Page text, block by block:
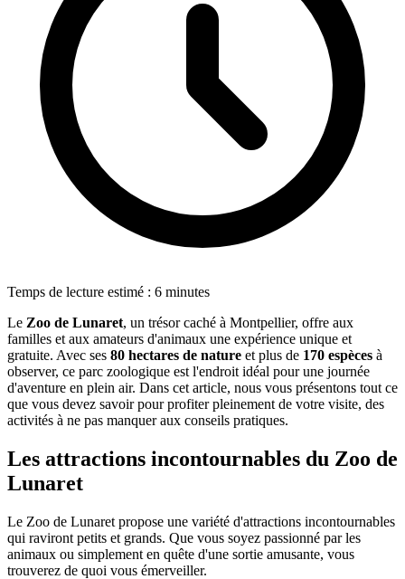
Temps de lecture estimé : 6 minutes
Le Zoo de Lunaret, un trésor caché à Montpellier, offre aux
familles et aux amateurs d'animaux une expérience unique et
gratuite. Avec ses 80 hectares de nature et plus de 170 espèces à
observer, ce parc zoologique est l'endroit idéal pour une journée
d'aventure en plein air. Dans cet article, nous vous présentons tout ce
que vous devez savoir pour profiter pleinement de votre visite, des
activités à ne pas manquer aux conseils pratiques.
Les attractions incontournables du Zoo de
Lunaret
Le Zoo de Lunaret propose une variété d'attractions incontournables
qui raviront petits et grands. Que vous soyez passionné par les
animaux ou simplement en quête d'une sortie amusante, vous
trouverez de quoi vous émerveiller.